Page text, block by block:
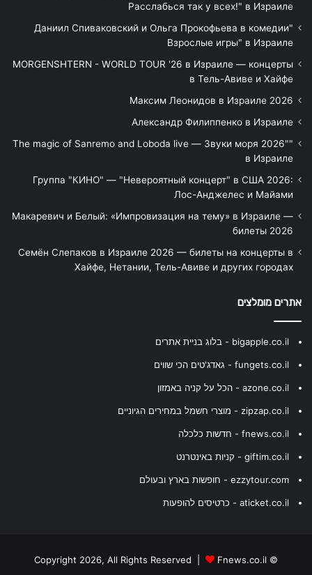
Расслабься так у всех!" в Израиле
"Даниил Спиваковский и Ольга Прокофьева в комедии
Взрослые игры" в Израиле
MORGENSHTERN - WORLD TOUR '26 в Израиле — концерты
в Тель-Авиве и Хайфе
Максим Леонидов в Израиле 2026
Александр Филиппенко в Израиле
"The magic of Sanremo and Loboda live — Звуки моря 2026"
в Израиле
Группа "КИНО" — "Невероятный концерт" в США 2026:
Лос-Анджелес и Майами
Макаревич и Белый: «Импровизация на тему» в Израиле —
билеты 2026
Семён Слепаков в Израиле 2026 — билеты на концерты в
Хайфе, Нетании, Тель-Авиве и других городах
אתרים מומלצים
bigapple.co.il - בלוג בניית אתרים
fungets.co.il - גאדג'טים הכי שווים
azone.co.il - הכל על קניה באמזון
zipzap.co.il - מוצרי חשמל במחירים הגיוניים
fnews.co.il - חדשות כלכלה
giftim.co.il - קניות באינטרנט
ezzytour.com - חופשות בארץ ובעולם
aticket.co.il - כרטיסים להופעות
© Copyright 2026, All Rights Reserved |
Fnews.co.il